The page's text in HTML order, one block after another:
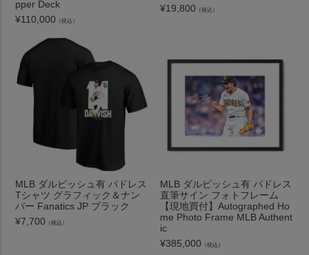
pper Deck
¥110,000 （税込）
¥19,800 （税込）
MLB ダルビッシュ有 パドレス
Tシャツ グラフィック＆ナン
バー Fanatics JP ブラック
¥7,700 （税込）
MLB ダルビッシュ有 パドレス
直筆サイン フォトフレーム
【現地買付】Autographed Ho
me Photo Frame MLB Authent
ic
¥385,000 （税込）